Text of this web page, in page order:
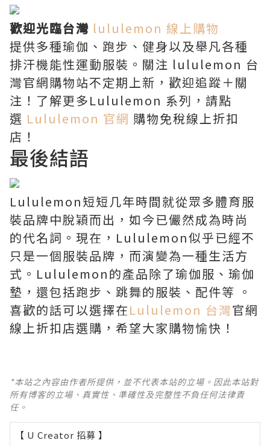
歡迎光臨台灣 lululemon 線上購物
提供多種瑜伽、跑步、健身以及舉凡各種
排汗機能性運動服裝。關注 lululemon 台
灣官網購物站不定期上新，歡迎追蹤＋關
注！了解更多Lululemon 系列，請點
選 Lululemon 官網 購物免稅線上折扣
店！
最後結語
Lululemon短短几年時間就從眾多體育服
裝品牌中脫穎而出，如今已儼然成為時尚
的代名詞。現在，Lululemon似乎已經不
只是一個服裝品牌，而演變為一種生活方
式。Lululemon的產品除了瑜伽服、瑜伽
墊，還包括跑步、跳舞的服裝、配件等 。
喜歡的話可以選擇在Lululemon 台灣官網
線上折扣店選購，希望大家購物愉快！
*本站之內容由作者所提供，並不代表本站的立場。因此本站對
所有博客的立場、真實性、準確性及完整性不負任何法律責
任。
【 U Creator 招募 】